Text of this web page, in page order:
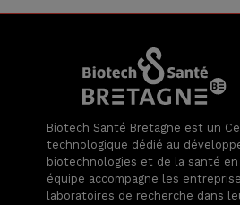
Biotech Santé Bretagne est un
technologique dédié au
biotechnologies et de la santé
équipe accompagne les
laboratoires de recherche dans